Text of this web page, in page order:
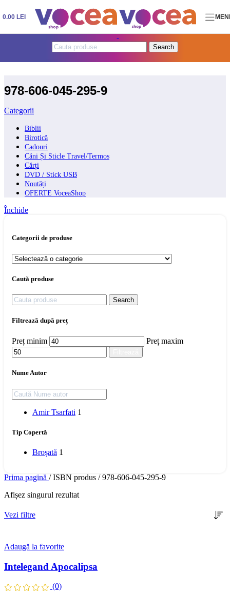
Skip to navigationSkip to main content
0.00 LEI
Search
978-606-045-295-9
Categorii
Biblii
Birotică
Cadouri
Căni Și Sticle Travel/Termos
Cărți
DVD / Stick USB
Noutăți
OFERTE VoceaShop
Închide
Categorii de produse
Caută produse
Search
Filtrează după preț
Preț minim Preț maxim
Nume Autor
Amir Tsarfati 1
Tip Copertă
Broșată 1
Prima pagină / ISBN produs / 978-606-045-295-9
Afișez singurul rezultat
Vezi filtre
Adaugă la favorite
Intelegand Apocalipsa
(0)